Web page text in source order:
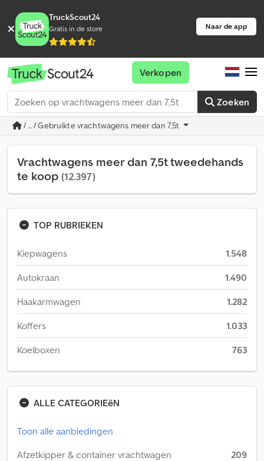
TruckScout24
Gratis in de store Naar de app
Zoeken
Verkopen
/ ... / Gebruikte vrachtwagens meer dan 7,5t
Vrachtwagens meer dan 7,5t tweedehands
te koop (12.397)
TOP RUBRIEKEN
Kiepwagens 1.548
Autokraan 1.490
Haakarmwagen 1.282
Koffers 1.033
Koelboxen 763
ALLE CATEGORIEëN
Toon alle aanbiedingen
Afzetkipper & container vrachtwagen
209